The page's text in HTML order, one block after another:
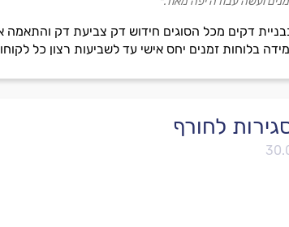
דקים מכל הסוגים חידוש דק צביעת דק והתאמה
בלוחות זמנים יחס אישי עד לשביעות רצון כל
לחורף